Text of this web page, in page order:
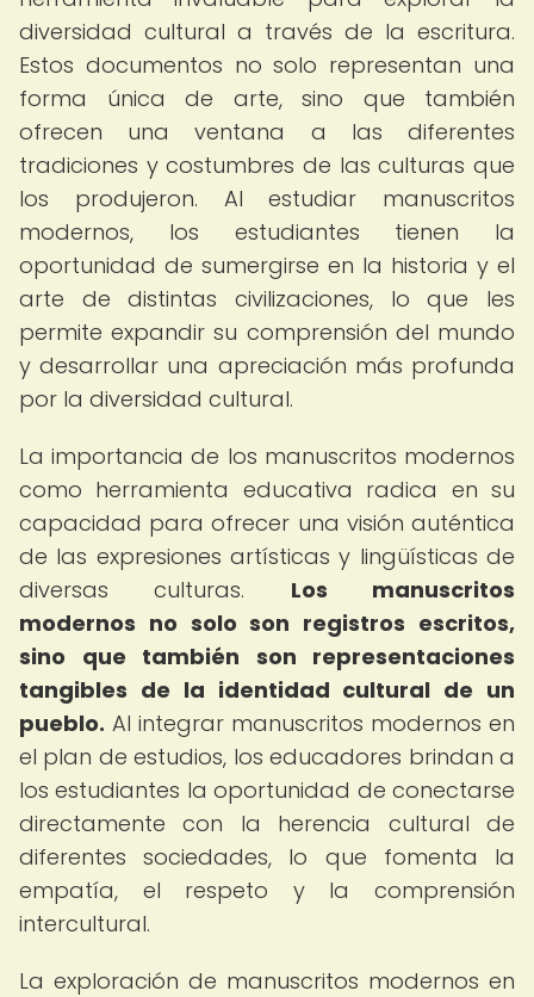
diversidad cultural a través de la escritura.
Estos documentos no solo representan una
forma única de arte, sino que también
ofrecen una ventana a las diferentes
tradiciones y costumbres de las culturas que
los produjeron. Al estudiar manuscritos
modernos, los estudiantes tienen la
oportunidad de sumergirse en la historia y el
arte de distintas civilizaciones, lo que les
permite expandir su comprensión del mundo
y desarrollar una apreciación más profunda
por la diversidad cultural.
La importancia de los manuscritos modernos
como herramienta educativa radica en su
capacidad para ofrecer una visión auténtica
de las expresiones artísticas y lingüísticas de
diversas culturas. Los manuscritos
modernos no solo son registros escritos,
sino que también son representaciones
tangibles de la identidad cultural de un
pueblo. Al integrar manuscritos modernos en
el plan de estudios, los educadores brindan a
los estudiantes la oportunidad de conectarse
directamente con la herencia cultural de
diferentes sociedades, lo que fomenta la
empatía, el respeto y la comprensión
intercultural.
La exploración de manuscritos modernos en